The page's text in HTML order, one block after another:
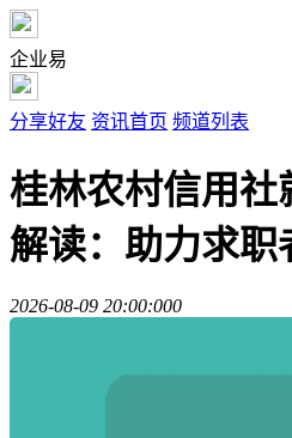
企业易
分享好友 资讯首页 频道列表
桂林农村信用社
解读：助力求职
2026-08-09 20:00:000